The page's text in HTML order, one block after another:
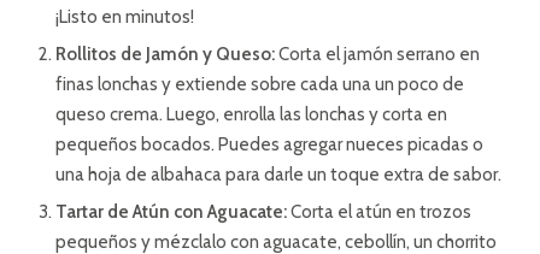
¡Listo en minutos!
Rollitos de Jamón y Queso:Corta el jamón serrano en
finas lonchas y extiende sobre cada una un poco de
queso crema. Luego, enrolla las lonchas y corta en
pequeños bocados. Puedes agregar nueces picadas o
una hoja de albahaca para darle un toque extra de sabor.
Tartar de Atún con Aguacate:Corta el atún en trozos
pequeños y mézclalo con aguacate, cebollín, un chorrito